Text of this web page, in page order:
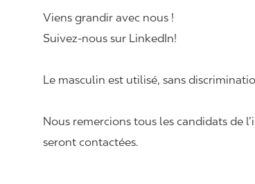
Viens grandir avec nous !
Suivez-nous sur LinkedIn!
Le masculin est utilisé, sans
Nous remercions tous les candidats de
seront contactées.